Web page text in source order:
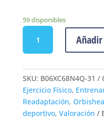
59 disponibles
Avances
el
de
habilidades
mentales
cantidad
SKU: B06XC68N4Q-31
Ejercicio Físico,
Readaptación,
deportivo, Valoración